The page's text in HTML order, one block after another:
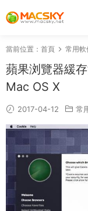
當前位置： 首頁 常用軟
蘋果浏覽器緩
Mac OS X
2017-04-12 常